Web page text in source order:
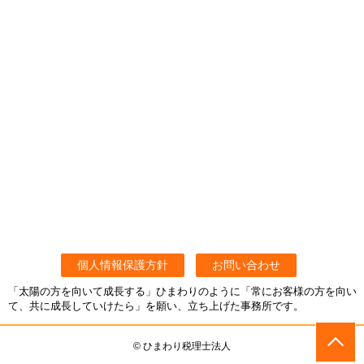
個人情報保護方針 お問い合わせ
「太陽の方を向いて成長する」ひまわりのように「常にお客様の方を向い
て、共に成長していけたら」を願い、立ち上げた事務所です。
© ひまわり税理士法人